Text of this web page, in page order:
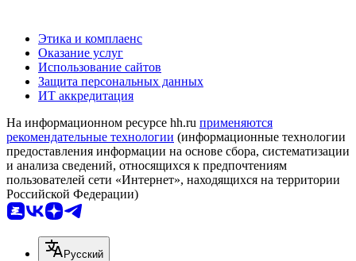
Этика и комплаенс
Оказание услуг
Использование сайтов
Защита персональных данных
ИТ аккредитация
На информационном ресурсе hh.ru применяются
рекомендательные технологии (информационные технологии
предоставления информации на основе сбора, систематизации
и анализа сведений, относящихся к предпочтениям
пользователей сети «Интернет», находящихся на территории
Российской Федерации)
Русский